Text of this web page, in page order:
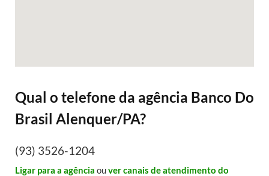
Qual o telefone da agência Banco Do
Brasil Alenquer/PA?
(93) 3526-1204
Ligar para a agência ouver canais de atendimento do